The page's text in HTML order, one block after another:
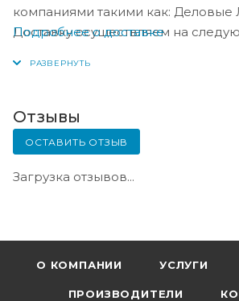
компаниями такими как:
Доставку осуществляем на
Подробнее о доставке
Отзывы
ОСТАВИТЬ ОТЗЫВ
Загрузка отзывов...
О КОМПАНИИ УСЛУГИ
ПРОИЗВОДИТЕЛИ